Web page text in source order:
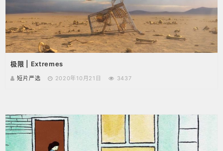
极限 | Extremes
短片严选 2020年10月21日 3437